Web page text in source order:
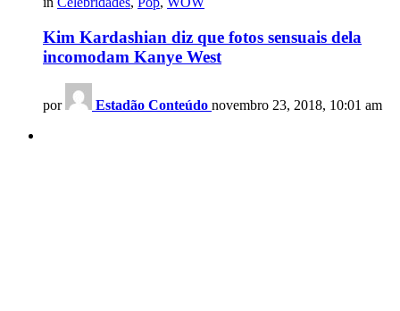
Kim Kardashian diz que fotos sensuais dela
incomodam Kanye West
por Estadão Conteúdo novembro 23, 2018, 10:01 am